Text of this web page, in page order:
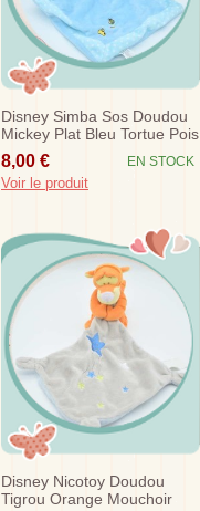
Disney Simba Sos Doudou
Mickey Plat Bleu Tortue Pois
8,00 € EN STOCK
Voir le produit
Disney Nicotoy Doudou
Tigrou Orange Mouchoir